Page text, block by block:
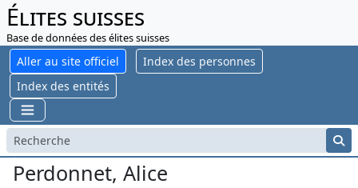
Élites suisses
Base de données des élites suisses
Aller au site officiel
Index des personnes
Index des entités
Perdonnet, Alice